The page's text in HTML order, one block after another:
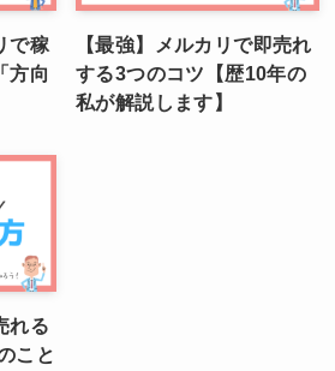
で稼
方向
【最強】メルカリで即売れ
する3つのコツ【歴10年の
私が解説します】
れる
こと